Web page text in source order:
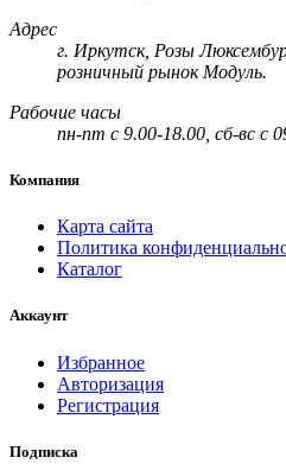
Адрес
г. Иркутск, Розы
розничный рынок Модуль.
Рабочие часы
пн-пт с 9.00-18.00, сб-вс с
Компания
Карта сайта
Политика
Каталог
Аккаунт
Избранное
Авторизация
Регистрация
Подписка